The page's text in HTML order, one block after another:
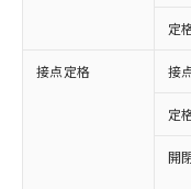
定
接点定格 接
定
開
対応済み
非含有に対